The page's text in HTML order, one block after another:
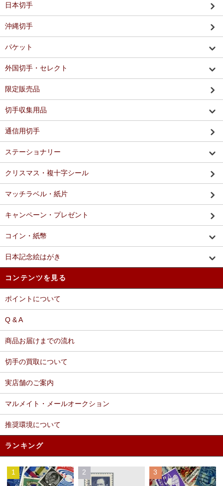
日本切手
沖縄切手
パケット
外国切手・セレクト
限定販売品
切手収集用品
通信用切手
ステーショナリー
クリスマス・複十字シール
マッチラベル・紙片
キャンペーン・プレゼント
コイン・紙幣
日本記念絵はがき
コンテンツを見る
ポイントについて
Q & A
商品お届けまでの流れ
切手の買取について
実店舗のご案内
マルメイト・メールオークション
推奨環境について
ランキング
1 2 3